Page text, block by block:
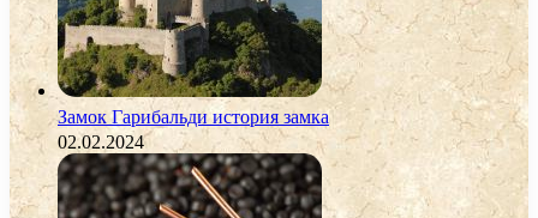
Замок Гарибальди история замка
02.02.2024